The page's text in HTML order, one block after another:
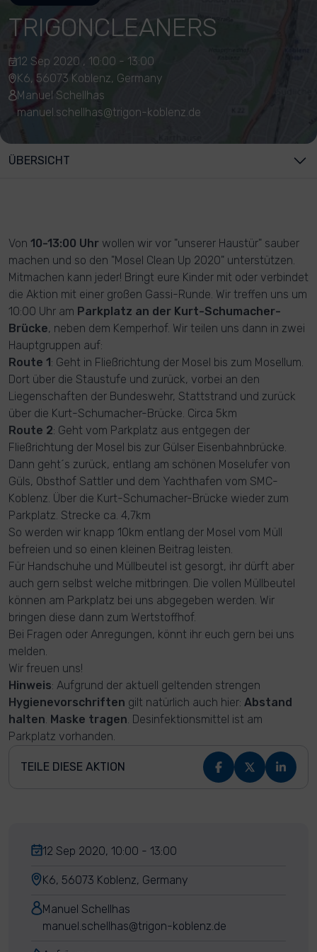
TRIGONCLEANERS
12 Sep 2020 , 10:00 - 13:00
K6, 56073 Koblenz, Germany
Manuel Schellhas
manuel.schellhas@trigon-koblenz.de
ÜBERSICHT
Von 10-13:00 Uhr wollen wir vor "unserer Haustür" sauber
machen und so den "Mosel Clean Up 2020" unterstützen.
Mitmachen kann jeder! Bringt eure Kinder mit oder verbindet
die Aktion mit einer großen Gassi-Runde. Wir treffen uns um
10:00 Uhr am Parkplatz an der Kurt-Schumacher-
Brücke, neben dem Kemperhof. Wir teilen uns dann in zwei
Hauptgruppen auf:
Route 1: Geht in Fließrichtung der Mosel bis zum Mosellum.
Dort über die Staustufe und zurück, vorbei an den
Liegenschaften der Bundeswehr, Stattstrand und zurück
über die Kurt-Schumacher-Brücke. Circa 5km
Route 2: Geht vom Parkplatz aus entgegen der
Fließrichtung der Mosel bis zur Gülser Eisenbahnbrücke.
Dann geht´s zurück, entlang am schönen Moselufer von
Güls, Obsthof Sattler und dem Yachthafen vom SMC-
Koblenz. Über die Kurt-Schumacher-Brücke wieder zum
Parkplatz. Strecke ca. 4,7km
So werden wir knapp 10km entlang der Mosel vom Müll
befreien und so einen kleinen Beitrag leisten.
Für Handschuhe und Müllbeutel ist gesorgt, ihr dürft aber
auch gern selbst welche mitbringen. Die vollen Müllbeutel
können am Parkplatz bei uns abgegeben werden. Wir
bringen diese dann zum Wertstoffhof.
Bei Fragen oder Anregungen, könnt ihr euch gern bei uns
melden.
Wir freuen uns!
Hinweis: Aufgrund der aktuell geltenden strengen
Hygienevorschriften gilt natürlich auch hier: Abstand
halten. Maske tragen. Desinfektionsmittel ist am
Parkplatz vorhanden.
TEILE DIESE AKTION
12 Sep 2020, 10:00 - 13:00
K6, 56073 Koblenz, Germany
Manuel Schellhas
manuel.schellhas@trigon-koblenz.de